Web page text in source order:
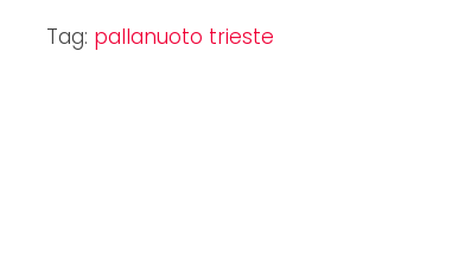
Tag: pallanuoto trieste